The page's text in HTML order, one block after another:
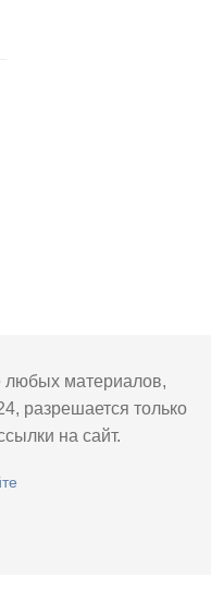
любых материалов,
разрешается только
на сайт.